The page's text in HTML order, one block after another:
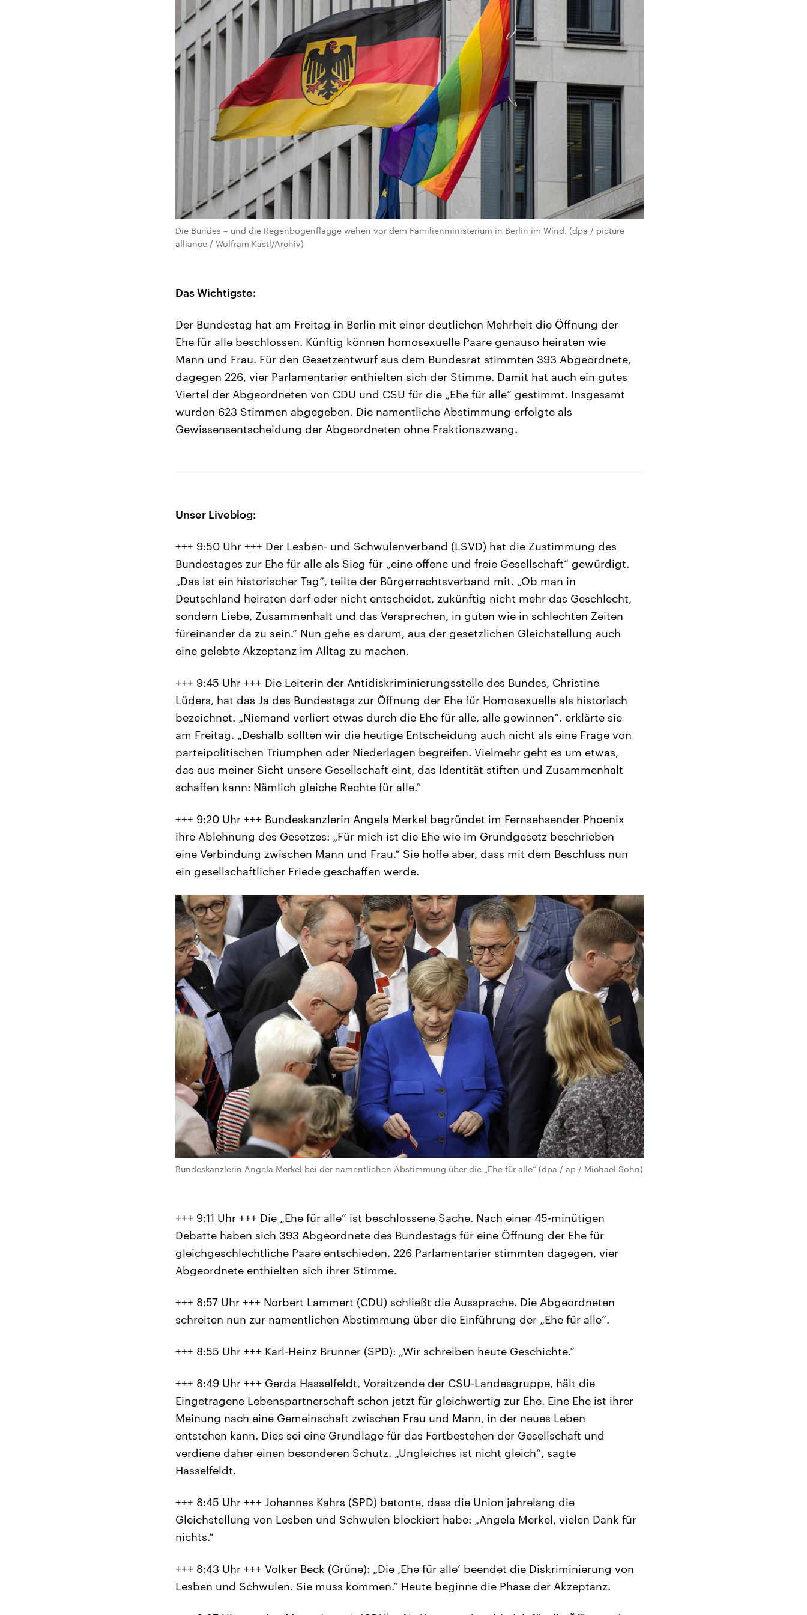
Die Bundes – und die Regenbogenflagge wehen vor dem Familienministerium in Berlin im Wind. (dpa / picture
alliance / Wolfram Kastl/Archiv)
Das Wichtigste:
Der Bundestag hat am Freitag in Berlin mit einer deutlichen Mehrheit die Öffnung der
Ehe für alle beschlossen. Künftig können homosexuelle Paare genauso heiraten wie
Mann und Frau. Für den Gesetzentwurf aus dem Bundesrat stimmten 393 Abgeordnete,
dagegen 226, vier Parlamentarier enthielten sich der Stimme. Damit hat auch ein gutes
Viertel der Abgeordneten von CDU und CSU für die „Ehe für alle“ gestimmt. Insgesamt
wurden 623 Stimmen abgegeben. Die namentliche Abstimmung erfolgte als
Gewissensentscheidung der Abgeordneten ohne Fraktionszwang.
Unser Liveblog:
+++ 9:50 Uhr +++ Der Lesben- und Schwulenverband (LSVD) hat die Zustimmung des
Bundestages zur Ehe für alle als Sieg für „eine offene und freie Gesellschaft“ gewürdigt.
„Das ist ein historischer Tag“, teilte der Bürgerrechtsverband mit. „Ob man in
Deutschland heiraten darf oder nicht entscheidet, zukünftig nicht mehr das Geschlecht,
sondern Liebe, Zusammenhalt und das Versprechen, in guten wie in schlechten Zeiten
füreinander da zu sein.“ Nun gehe es darum, aus der gesetzlichen Gleichstellung auch
eine gelebte Akzeptanz im Alltag zu machen.
+++ 9:45 Uhr +++ Die Leiterin der Antidiskriminierungsstelle des Bundes, Christine
Lüders, hat das Ja des Bundestags zur Öffnung der Ehe für Homosexuelle als historisch
bezeichnet. „Niemand verliert etwas durch die Ehe für alle, alle gewinnen“. erklärte sie
am Freitag. „Deshalb sollten wir die heutige Entscheidung auch nicht als eine Frage von
parteipolitischen Triumphen oder Niederlagen begreifen. Vielmehr geht es um etwas,
das aus meiner Sicht unsere Gesellschaft eint, das Identität stiften und Zusammenhalt
schaffen kann: Nämlich gleiche Rechte für alle.“
+++ 9:20 Uhr +++ Bundeskanzlerin Angela Merkel begründet im Fernsehsender Phoenix
ihre Ablehnung des Gesetzes: „Für mich ist die Ehe wie im Grundgesetz beschrieben
eine Verbindung zwischen Mann und Frau.“ Sie hoffe aber, dass mit dem Beschluss nun
ein gesellschaftlicher Friede geschaffen werde.
Bundeskanzlerin Angela Merkel bei der namentlichen Abstimmung über die „Ehe für alle“ (dpa / ap / Michael Sohn)
+++ 9:11 Uhr +++ Die „Ehe für alle“ ist beschlossene Sache. Nach einer 45-minütigen
Debatte haben sich 393 Abgeordnete des Bundestags für eine Öffnung der Ehe für
gleichgeschlechtliche Paare entschieden. 226 Parlamentarier stimmten dagegen, vier
Abgeordnete enthielten sich ihrer Stimme.
+++ 8:57 Uhr +++ Norbert Lammert (CDU) schließt die Aussprache. Die Abgeordneten
schreiten nun zur namentlichen Abstimmung über die Einführung der „Ehe für alle“.
+++ 8:55 Uhr +++ Karl-Heinz Brunner (SPD): „Wir schreiben heute Geschichte.“
+++ 8:49 Uhr +++ Gerda Hasselfeldt, Vorsitzende der CSU-Landesgruppe, hält die
Eingetragene Lebenspartnerschaft schon jetzt für gleichwertig zur Ehe. Eine Ehe ist ihrer
Meinung nach eine Gemeinschaft zwischen Frau und Mann, in der neues Leben
entstehen kann. Dies sei eine Grundlage für das Fortbestehen der Gesellschaft und
verdiene daher einen besonderen Schutz. „Ungleiches ist nicht gleich“, sagte
Hasselfeldt.
+++ 8:45 Uhr +++ Johannes Kahrs (SPD) betonte, dass die Union jahrelang die
Gleichstellung von Lesben und Schwulen blockiert habe: „Angela Merkel, vielen Dank für
nichts.“
+++ 8:43 Uhr +++ Volker Beck (Grüne): „Die ‚Ehe für alle‘ beendet die Diskriminierung von
Lesben und Schwulen. Sie muss kommen.“ Heute beginne die Phase der Akzeptanz.